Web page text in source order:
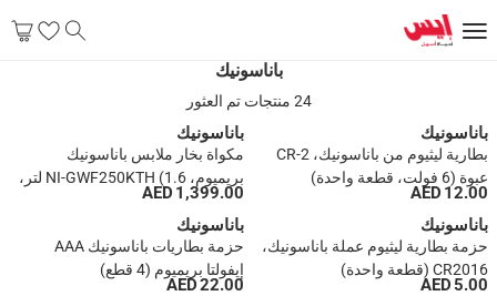
باناسونيك
24 منتجات تم العثور
باناسونيك
بطارية ليثيوم من باناسونيك، CR-2
عبوة (6 فولت، قطعة واحدة)
12.00 AED
باناسونيك
مكواة بخار ملابس باناسونيك
بريميوم، NI‑GWF250KTH (1.6 لتر،
2400 واط)
1,399.00 AED
باناسونيك
حزمة بطارية ليثيوم عملة باناسونيك،
CR2016 (قطعة واحدة)
5.00 AED
باناسونيك
حزمة بطاريات باناسونيك AAA
إيفولتا بريميوم (4 قطع)
22.00 AED